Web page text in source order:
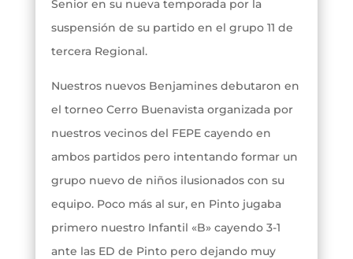
Senior en su nueva temporada por la
suspensión de su partido en el grupo 11 de
tercera Regional.
Nuestros nuevos Benjamines debutaron en
el torneo Cerro Buenavista organizada por
nuestros vecinos del FEPE cayendo en
ambos partidos pero intentando formar un
grupo nuevo de niños ilusionados con su
equipo. Poco más al sur, en Pinto jugaba
primero nuestro Infantil «B» cayendo 3-1
ante las ED de Pinto pero dejando muy